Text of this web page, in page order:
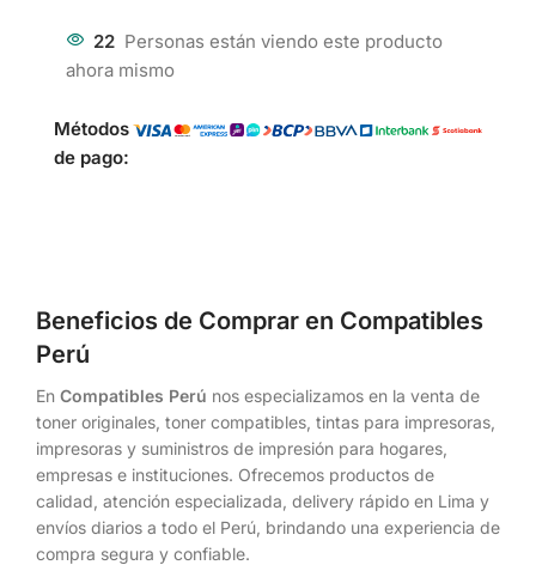
22 Personas están viendo este producto
ahora mismo
Métodos
de pago:
Beneficios de Comprar en Compatibles
Perú
En Compatibles Perú nos especializamos en la venta de
toner originales, toner compatibles, tintas para impresoras,
impresoras y suministros de impresión para hogares,
empresas e instituciones. Ofrecemos productos de
calidad, atención especializada, delivery rápido en Lima y
envíos diarios a todo el Perú, brindando una experiencia de
compra segura y confiable.